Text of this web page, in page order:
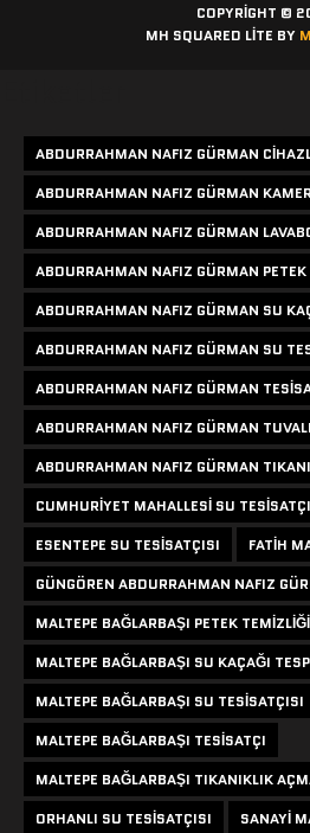
COPYRIGHT ©
MH SQUARED LITE BY
ABDURRAHMAN NAFIZ GÜRMAN
ABDURRAHMAN NAFIZ GÜRMAN
ABDURRAHMAN NAFIZ GÜRMAN
ABDURRAHMAN NAFIZ GÜRMAN
ABDURRAHMAN NAFIZ GÜRMAN SU
ABDURRAHMAN NAFIZ GÜRMAN SU
ABDURRAHMAN NAFIZ GÜRMAN
ABDURRAHMAN NAFIZ GÜRMAN
ABDURRAHMAN NAFIZ GÜRMAN
CUMHURIYET MAHALLESI SU
ESENTEPE SU TESISATÇISI
FATIH
GÜNGÖREN ABDURRAHMAN NAFIZ
MALTEPE BAĞLARBAŞI PETEK TEMIZLIĞI
MALTEPE BAĞLARBAŞI SU KAÇAĞI
MALTEPE BAĞLARBAŞI SU TESISATÇISI
MALTEPE BAĞLARBAŞI TESISATÇI
MALTEPE BAĞLARBAŞI TIKANIKLIK
ORHANLI SU TESISATÇISI
SANAYI